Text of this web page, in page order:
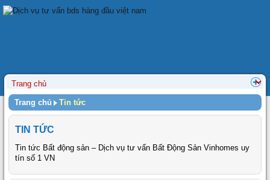
Trang chủ Tin tức
TIN TỨC
Tin tức Bất động sản – Dịch vụ tư vấn Bất Động Sản Vinhomes uy
tín số 1 VN